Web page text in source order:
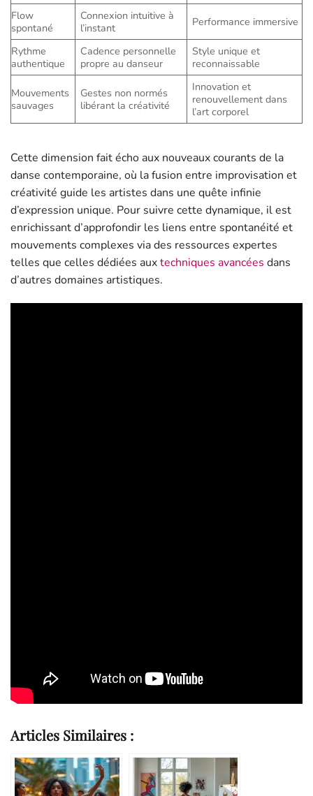
Flow
spontané
Connexion intuitive à
l’instant
Performance immersive
Rythme
authentique
Cadence personnelle
propre au danseur
Style unique et
reconnaissable
Mouvements
sauvages
Gestes non normés
libérant la créativité
Innovation et
renouvellement dans
l’art corporel
Cette dimension fait écho aux nouveaux courants de la
danse contemporaine, où la fusion entre improvisation et
créativité guide les artistes dans une quête infinie
d’expression unique. Pour suivre cette dynamique, il est
enrichissant d’approfondir les liens entre spontanéité et
mouvements complexes via des ressources expertes
telles que celles dédiées auxtechniques avancées dans
d’autres domaines artistiques.
Articles Similaires :